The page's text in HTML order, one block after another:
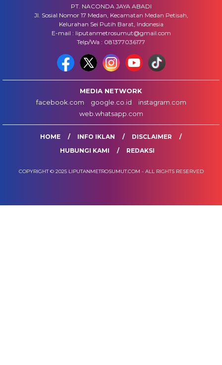
PT. NACONDA JAYA ABADI
Jl. Sosial Nomor 17 Medan, Kecamatan Medan Petisah,
Kelurahan Sei Putih Barat, Indonesia
E-mail : liputanmetrosumut@gmail.com
Telp/Wa : 081377036177
MEDIA NETWORK
facebook.com
google.co.id
instagram.com
web.whatsapp.com
HOME INFO IKLAN
DISCLAIMER
HUBUNGI KAMI
REDAKSI
COPYRIGHT © 2025 LIPUTANMETROSUMUT.COM - ALL RIGHTS RESERVED